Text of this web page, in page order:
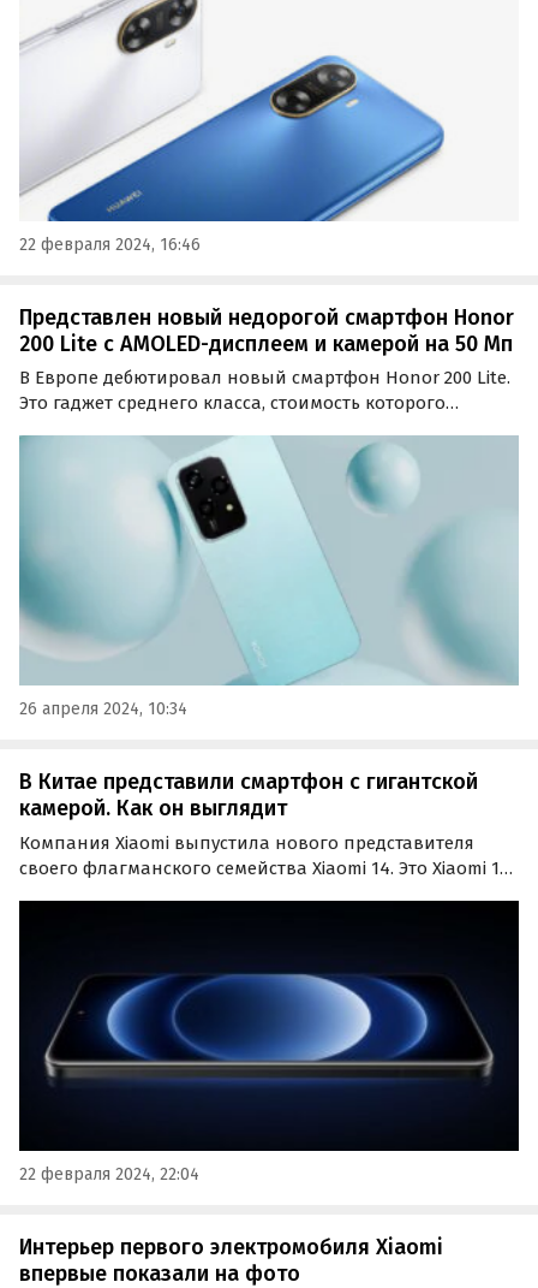
или от 14,1 до 16,6 тыс. рублей по текущему…
22 февраля 2024, 16:46
Представлен новый недорогой смартфон Honor
200 Lite с AMOLED-дисплеем и камерой на 50 Мп
В Европе дебютировал новый смартфон Honor 200 Lite.
Это гаджет среднего класса, стоимость которого
по текущему курсу.
26 апреля 2024, 10:34
В Китае представили смартфон с гигантской
камерой. Как он выглядит
Компания Xiaomi выпустила нового представителя
своего флагманского семейства Xiaomi 14. Это Xiaomi 14
22 февраля 2024, 22:04
Интерьер первого электромобиля Xiaomi
впервые показали на фото